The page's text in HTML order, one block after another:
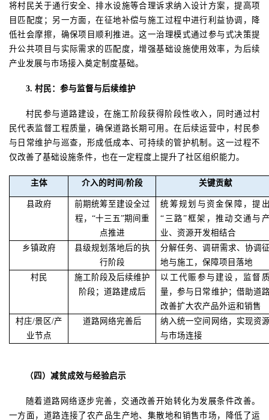
将村民关于通行安全、排水设施等合理诉求纳入设计方案，提高项
目匹配度；另一方面，在征地补偿与施工过程中进行利益协调，降
低社会摩擦，确保项目顺利推进。这一治理模式通过参与式决策提
升公共项目与实际需求的匹配度，增强基础设施使用效率，为后续
产业发展与市场接入奠定制度基础。
3.村民 ：参与监督与后续维护
村民参与道路建设，在施工阶段获得阶段性收入，同时通过村
民代表监督工程质量，确保道路长期可用。在后续运营中，村民参
与日常维护与巡查，形成低成本、可持续的管护机制。这一过程不
仅改善了基础设施条件，也在一定程度上提升了社区组织能力。
主体 介入的时间 /阶段 关键贡献
县政府
前期统筹至建设全过
程， “十三五”期间重
点推进
统筹规划与资金保障，提
“ 三路”框架，推动交通与
业、资源开发相结合
乡镇政府
县级规划落地后的执
行阶段
分解任务、调研需求、协调
地与施工，保障项目落地
村民
施工阶段及后续维护
阶段 ； 道路建成后
以工代赈参与建设，监督
量，参与日常维护 ； 借助道
改善扩大农产品外运和销售
村庄/景区 /产
业节点
道路网络完善后
纳入统一空间网络，实现资
与市场连接
（四）减贫成效与经验启示
随着道路网络逐步完善，交通改善开始转化为发展条件改善。
一方面，道路连接了农产品生产地、集散地和销售市场，降低了运